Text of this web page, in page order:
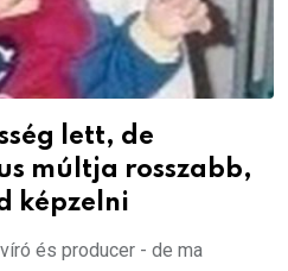
lett, de
múltja rosszabb,
képzelni
és producer - de ma